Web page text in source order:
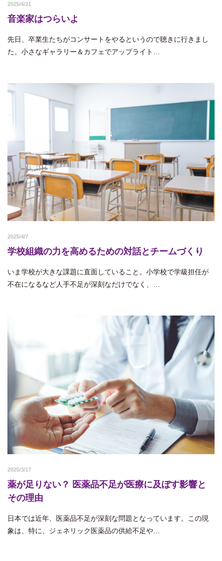
2025/4/21
音楽家はつらいよ
先日、卒業生たちがコンサートをやるというので聴きに行きまし
た。小さなギャラリー＆カフェでアップライト…
2025/4/7
学校組織の力を高めるための対話とチームづくり
いま学校が大きな課題に直面していること。小学校で学級担任が
不在になるなど人手不足が深刻なだけでなく、…
2025/3/17
薬が足りない？ 医薬品不足が医療に及ぼす影響と
その理由
日本では近年、医薬品不足が深刻な問題となっています。この現
象は、特に、ジェネリック医薬品の供給不足や…